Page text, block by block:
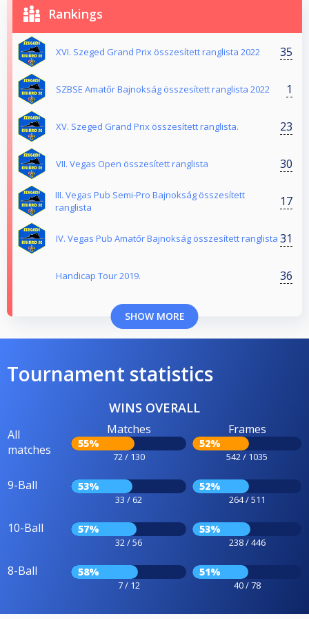
Rankings
XVI. Szeged Grand Prix összesített ranglista 2022 35
SZBSE Amatőr Bajnokság összesített ranglista 2022 1
XV. Szeged Grand Prix összesített ranglista. 23
VII. Vegas Open összesített ranglista 30
III. Vegas Pub Semi-Pro Bajnokság összesített
ranglista
17
IV. Vegas Pub Amatőr Bajnokság összesített ranglista 31
Handicap Tour 2019. 36
SHOW MORE
Tournament statistics
WINS OVERALL
All
matches
Matches
55%
72 / 130
Frames
52%
542 / 1035
9-Ball 53%
33 / 62
52%
264 / 511
10-Ball 57%
32 / 56
53%
238 / 446
8-Ball 58%
7 / 12
51%
40 / 78